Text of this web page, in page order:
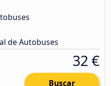
de Autobuses
32 €
Buscar